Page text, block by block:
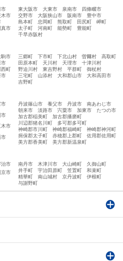
市
木市
真市
東大阪市 大東市 泉南市
四條畷市
交野市
大阪狭山市 阪南市
豊中市
島本町
忠岡町 熊取町 田尻町
岬町
太子町
河南町 能勢町
豊能町
千早赤阪村
駒市
市
西町
市
三郷町 下市町 下北山村 曽爾村
高取町
田原本町
天川村 天理市
十津川村
野迫川村
東吉野村 平群町
御杖村
三宅町
山添村 大和郡山市
大和高田市
吉野町
市
市
木市
市
丹波篠山市 養父市 丹波市
南あわじ市
朝来市
淡路市 宍粟市 加東市
たつの市
加古郡稲美町
加古郡播磨町
川辺郡猪名川町
多可郡多可町
神崎郡市川町
神崎郡福崎町
神崎郡神河町
揖保郡太子町
赤穂郡上郡町
佐用郡佐用町
美方郡香美町
美方郡新温泉町
治市
京市
南丹市 木津川市 大山崎町
久御山町
井手町
宇治田原町 笠置町
和束町
精華町
南山城村 京丹波町
伊根町
与謝野町